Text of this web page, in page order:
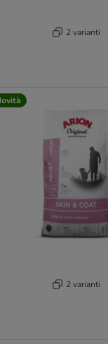
2 varianti
2 varianti